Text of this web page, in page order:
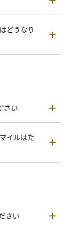
どうなり
さい
イルはた
さい